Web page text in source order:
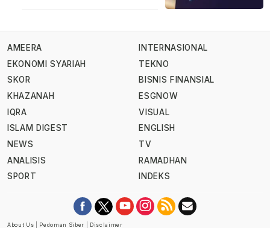
AMEERA
EKONOMI SYARIAH
SKOR
KHAZANAH
IQRA
ISLAM DIGEST
NEWS
ANALISIS
SPORT
INTERNASIONAL
TEKNO
BISNIS FINANSIAL
ESGNOW
VISUAL
ENGLISH
TV
RAMADHAN
INDEKS
About Us Pedoman Siber Disclaimer